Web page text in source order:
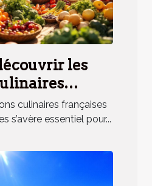
les
de vos
culinaires françaises
s’avère essentiel pour...